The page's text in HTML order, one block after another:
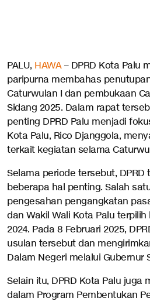
PALU, HAWA– DPRD Kota Palu
paripurna membahas
Caturwulan I dan pembukaan
Sidang 2025. Dalam rapat
penting DPRD Palu menjadi
Kota Palu, Rico Djanggola,
terkait kegiatan selama
Selama periode tersebut,
beberapa hal penting. Salah
pengesahan pengangkatan
dan Wakil Wali Kota Palu
2024. Pada 8 Februari 2025,
usulan tersebut dan
Dalam Negeri melalui Gubernur
Selain itu, DPRD Kota Palu juga
dalam Program Pembentukan